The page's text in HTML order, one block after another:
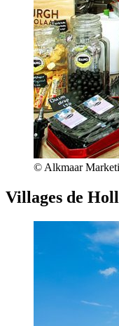
© Alkmaar
Villages de